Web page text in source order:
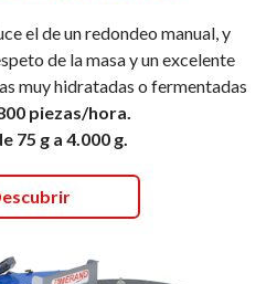
el de un redondeo manual, y
de la masa y un excelente
muy hidratadas o fermentadas
piezas/hora.
75 g a 4.000 g.